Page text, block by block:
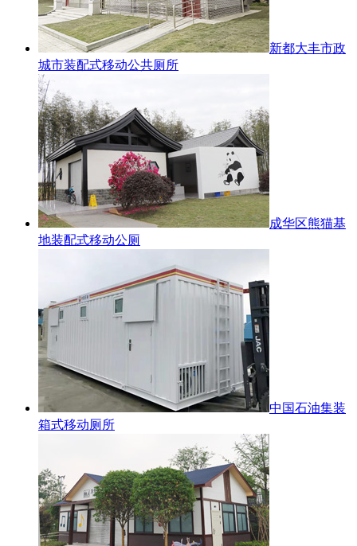
新都大丰市政
城市装配式移动公共厕所
成华区熊猫基
地装配式移动公厕
中国石油集装
箱式移动厕所